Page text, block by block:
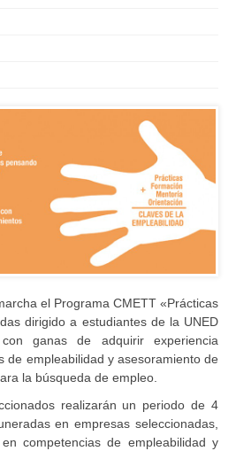
el Programa CMETT «Prácticas
dirigido a estudiantes de la UNED
ganas de adquirir experiencia
de empleabilidad y asesoramiento de
la búsqueda de empleo.
realizarán un periodo de 4
en empresas seleccionadas,
competencias de empleabilidad y